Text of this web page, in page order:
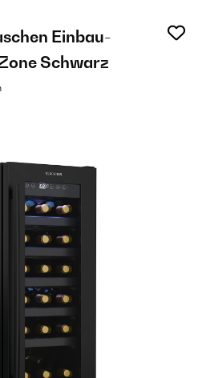
Einbau-
Schwarz